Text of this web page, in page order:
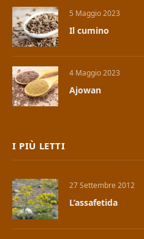
5 Maggio 2023
Il cumino
4 Maggio 2023
Ajowan
I PIÙ LETTI
27 Settembre 2012
L’assafetida